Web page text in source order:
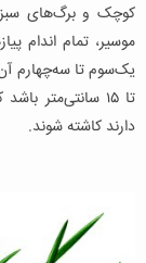
کوچک و برگ‌های سبز
موسیر، تمام اندام
دارند کاشته شوند.